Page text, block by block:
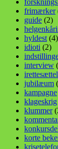
frimærker
guide (2)
hyldest (4)
idioti (2)
interview
jubilæum
kampagne
klageskrig
klummer
korte